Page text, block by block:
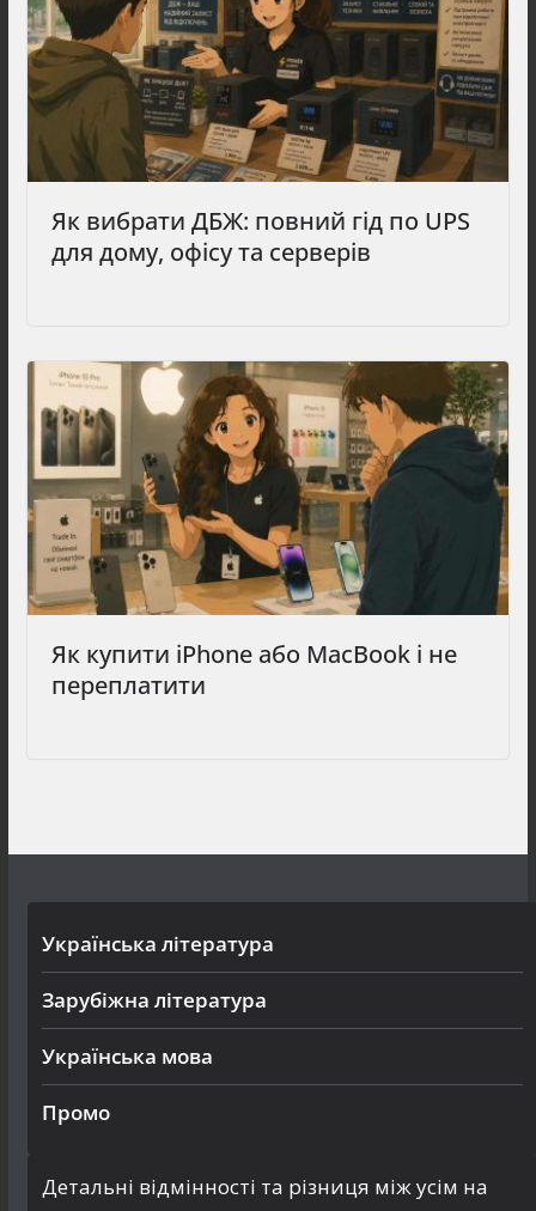
Як вибрати ДБЖ: повний гід по UPS
для дому, офісу та серверів
Як купити iPhone або MacBook і не
переплатити
Українська література
Зарубіжна література
Українська мова
Промо
Детальні відмінності та різниця між усім на